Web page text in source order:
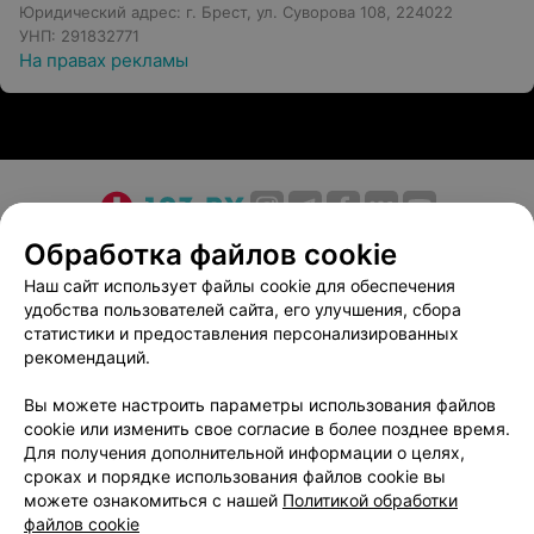
менторство - наставничество 365/24/7;
психокоррекция.
Записаться на прием и выбрать подходящий формат
Юридический адрес: г. Брест, ул. Суворова 108, 224022
УНП: 291832771
На правах рекламы
О проекте Новости проекта
Размещение рекламы
Медицинский маркетинг
Публичный договор
Пользовательское соглашение
Способы оплаты
Вакансии
Партнеры
Написать в поддержку
Персональные настройки cookie
Обработка персональных данных
Обработка файлов cookie
Наш сайт использует файлы cookie для обеспечения
удобства пользователей сайта, его улучшения, сбора
статистики и предоставления персонализированных
рекомендаций.
Вы можете настроить параметры использования файлов
cookie или изменить свое согласие в более позднее время.
Для получения дополнительной информации о целях,
сроках и порядке использования файлов cookie вы
можете ознакомиться с нашей Политикой обработки
файлов cookie